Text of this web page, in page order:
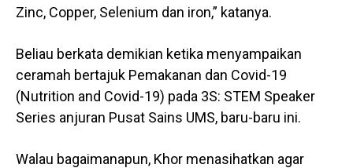
Zinc, Copper, Selenium dan iron,” katanya.
Beliau berkata demikian ketika menyampaikan
ceramah bertajuk Pemakanan dan Covid-19
(Nutrition and Covid-19) pada 3S: STEM Speaker
Series anjuran Pusat Sains UMS, baru-baru ini.
Walau bagaimanapun, Khor menasihatkan agar